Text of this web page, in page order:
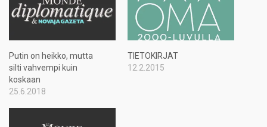
Putin on heikko, mutta
silti vahvempi kuin
koskaan
25.6.2018
TIETOKIRJAT
12.2.2015